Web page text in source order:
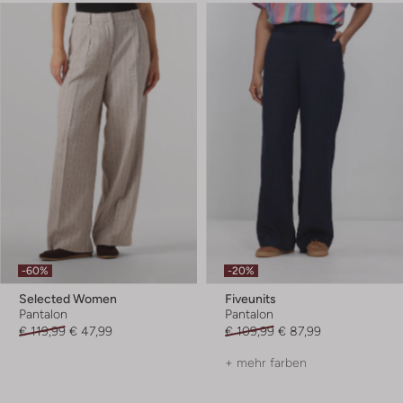
-60%
Selected Women
Pantalon
€ 119,99 € 47,99
-20%
Fiveunits
Pantalon
€ 109,99 € 87,99
+ mehr farben